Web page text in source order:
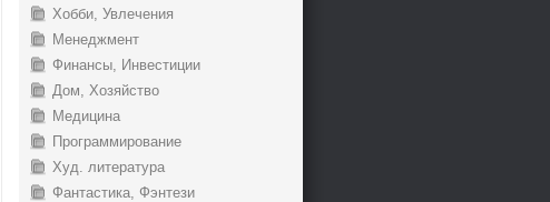
Хобби, Увлечения
Менеджмент
Финансы, Инвестиции
Дом, Хозяйство
Медицина
Программирование
Худ. литература
Фантастика, Фэнтези